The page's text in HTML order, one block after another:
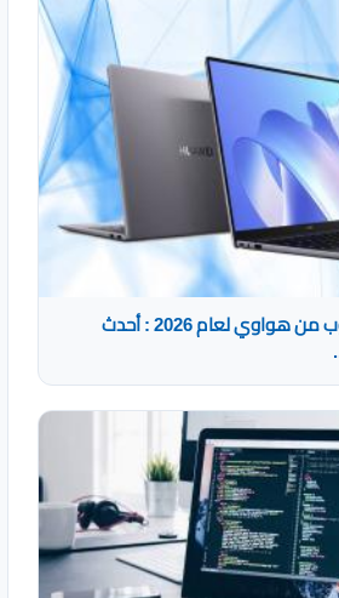
أفضل أجهزة اللاب توب من هواوي لعام 2026 : أحدث